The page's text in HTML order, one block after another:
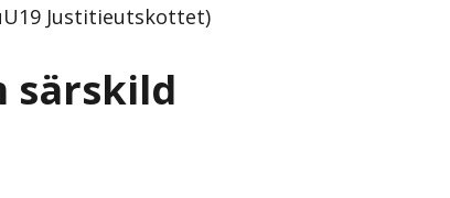
Justitieutskottet)
särskild